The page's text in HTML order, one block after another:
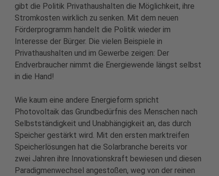
gibt die Politik Privathaushalten die Möglichkeit, ihre
Stromkosten wirklich zu senken. Mit dem neuen
Förderprogramm handelt die Politik wieder im
Interesse der Bürger. Die vielen Beispiele in
Privathaushalten und im Gewerbe zeigen: Der
Endverbraucher nimmt die Energiewende längst selbst
in die Hand!
Wie kaum eine andere Energieform spricht
Photovoltaik das Grundbedürfnis des Menschen nach
Selbstständigkeit und Unabhängigkeit an, das durch
Speicher gestärkt wird. Mit den ersten marktreifen
Speicherlösungen hat die Solarbranche bereits vor
zwei Jahren ihre Innovationskraft bewiesen und diesen
Paradigmenwechsel angestoßen, weg von der reinen